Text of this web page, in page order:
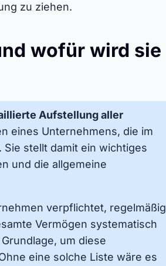
zu ziehen.
wofür wird sie
Aufstellung aller
eines Unternehmens, die im
stellt damit ein wichtiges
und die allgemeine
verpflichtet, regelmäßig
Vermögen systematisch
um diese
eine solche Liste wäre es